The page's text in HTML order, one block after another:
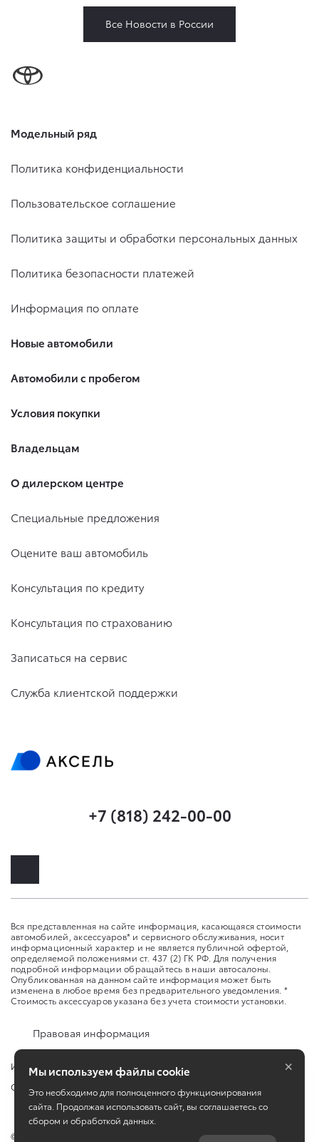
Все Новости в России
Модельный ряд
Политика конфиденциальности
Пользовательское соглашение
Политика защиты и обработки персональных данных
Политика безопасности платежей
Информация по оплате
Новые автомобили
Автомобили с пробегом
Условия покупки
Владельцам
О дилерском центре
Специальные предложения
Оцените ваш автомобиль
Консультация по кредиту
Консультация по страхованию
Записаться на сервис
Служба клиентской поддержки
+7 (818) 242-00-00
Вся представленная на сайте информация, касающаяся стоимости
автомобилей, аксессуаров* и сервисного обслуживания, носит
информационный характер и не является публичной офертой,
определяемой положениями ст. 437 (2) ГК РФ. Для получения
подробной информации обращайтесь в наши автосалоны.
Опубликованная на данном сайте информация может быть
изменена в любое время без предварительного уведомления. *
Стоимость аксессуаров указана без учета стоимости установки.
Правовая информация
Изменить настройку cookies
Сбросить cookie
©
Мы используем файлы cookie
Это необходимо для полноценного функционирования
сайта. Продолжая использовать сайт, вы соглашаетесь со
сбором и обработкой данных.
×